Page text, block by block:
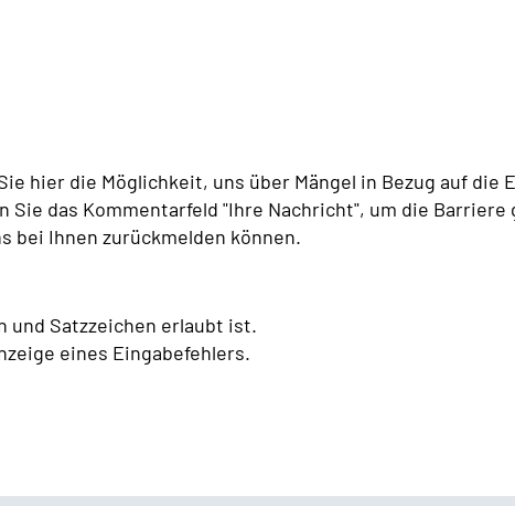
hier die Möglichkeit, uns über Mängel in Bezug auf die
das Kommentarfeld "Ihre Nachricht", um die Barriere
bei Ihnen zurückmelden können.
und Satzzeichen erlaubt ist.
eines Eingabefehlers.